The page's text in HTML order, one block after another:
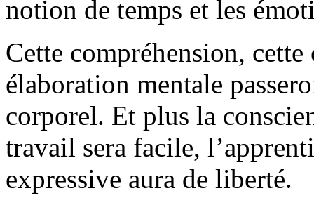
notion de temps et les
Cette compréhension,
élaboration mentale
corporel. Et plus la
travail sera facile,
expressive aura de liberté.